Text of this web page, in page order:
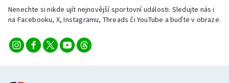
Veslování
Vodní slalom
Volejbal
Nenechte si nikde ujít nejnovější sportovní události. Sledujte nás i
na Facebooku, X, Instagramu, Threads či YouTube a buďte v obraze.